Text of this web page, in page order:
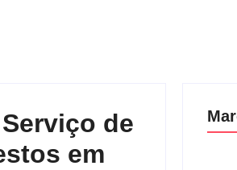
de
em